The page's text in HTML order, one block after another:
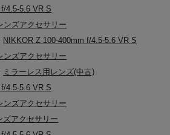
4.5-5.6 VR S
ンズアクセサリー
NIKKOR Z 100-400mm f/4.5-5.6 VR S
ンズアクセサリー
ミラーレス用レンズ(中古)
4.5-5.6 VR S
ンズアクセサリー
ズアクセサリー